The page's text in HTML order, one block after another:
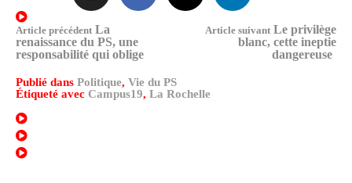
Lire
la
suite
Article précédent La
renaissance du PS, une
responsabilité qui oblige
Article suivant Le privilège
blanc, cette ineptie
dangereuse
Publié dans Politique, Vie du PS
Étiqueté avec Campus19, La Rochelle